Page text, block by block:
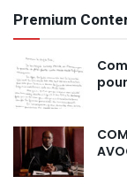
Premium